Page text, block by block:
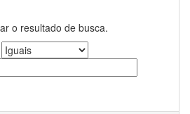
o resultado de busca.